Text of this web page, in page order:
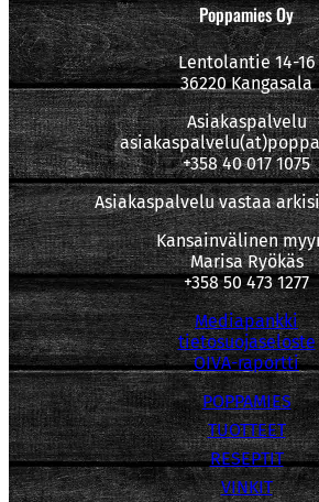
Poppamies Oy
Lentolantie 14-16
36220 Kangasala
Asiakaspalvelu
+358 40 017 1075
Asiakaspalvelu vastaa
Kansainvälinen
Marisa Ryökäs
+358 50 473 1277
Mediapankki
tietosuojaseloste
OIVA-raportti
POPPAMIES
TUOTTEET
RESEPTIT
VINKIT